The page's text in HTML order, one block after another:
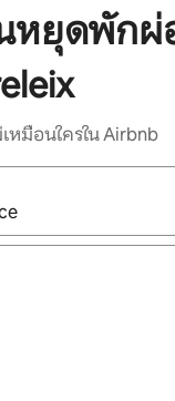
หยุดพักผ่
มือนใครใน Airbnb
รสัมผัสหรือปัด เพื่อสำร